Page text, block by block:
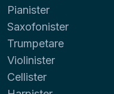
Pianister
Saxofonister
Trumpetare
Violinister
Cellister